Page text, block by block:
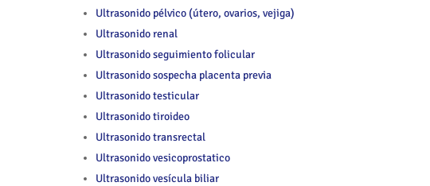
Ultrasonido pélvico (útero, ovarios, vejiga)
Ultrasonido renal
Ultrasonido seguimiento folicular
Ultrasonido sospecha placenta previa
Ultrasonido testicular
Ultrasonido tiroideo
Ultrasonido transrectal
Ultrasonido vesicoprostatico
Ultrasonido vesícula biliar